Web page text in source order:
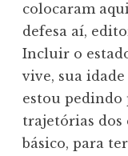
colocaram
defesa aí,
Incluir o
vive, sua
estou pedindo
trajetórias dos
básico, para